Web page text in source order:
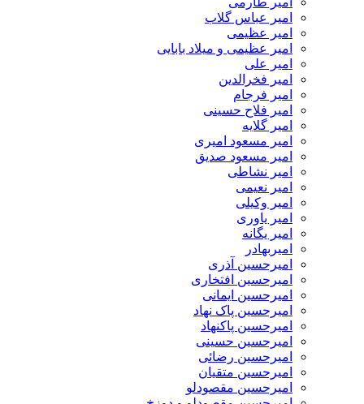
امیر عباس گلاب
امیر عظیمی
امیر عظیمی و میلاد بابایی
امیر علی
امیر فخرالدین
امیر فرجام
امیر فلاح حسینی
امیر گلایه
امیر مسعود امیری
امیر مسعود صدیق
امیر نشاطی
امیر نعیمی
امیر وکیلی
امیر یاوری
امیر یگانه
امیربهادر
امیرحسین آذری
امیرحسین افتخاری
امیرحسین ایمانی
امیرحسین پاک نهاد
امیرحسین پاکنهاد
امیرحسین حسینی
امیرحسین رضائی
امیرحسین متقیان
امیرحسین مقصودلو